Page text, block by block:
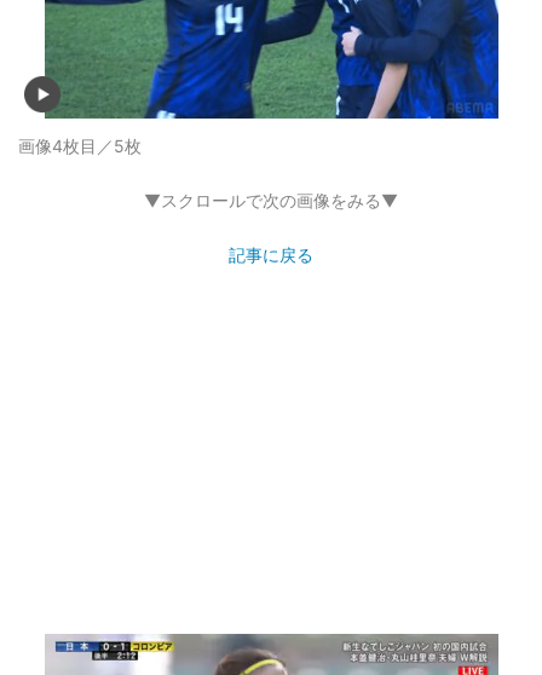
画像4枚目／5枚
▼スクロールで次の画像をみる▼
記事に戻る